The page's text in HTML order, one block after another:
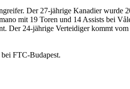
Der 27-jährige Kanadier wurde
mit 19 Toren und 14 Assists bei
Der 24-jährige Verteidiger kommt
FTC-Budapest.